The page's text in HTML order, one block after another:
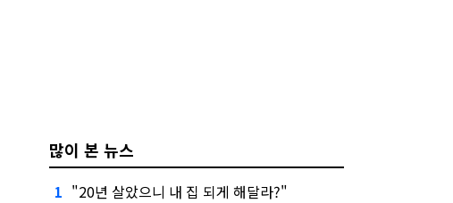
많이 본 뉴스
1 "20년 살았으니 내 집 되게 해달라?"